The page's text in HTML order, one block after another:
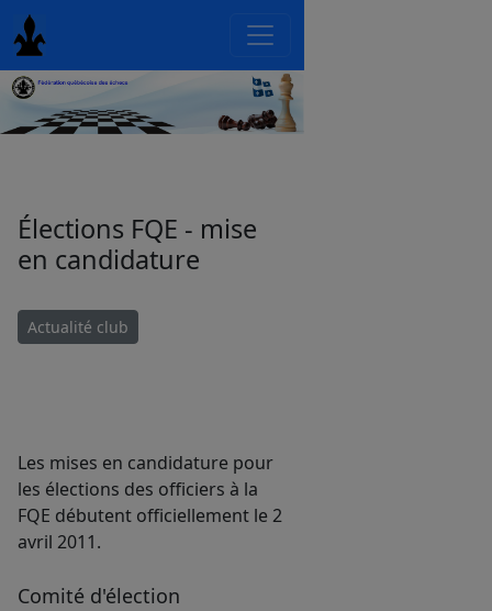
Élections FQE - mise
en candidature
Actualité club
Les mises en candidature pour
les élections des officiers à la
FQE débutent officiellement le 2
avril 2011.
Comité d'élection